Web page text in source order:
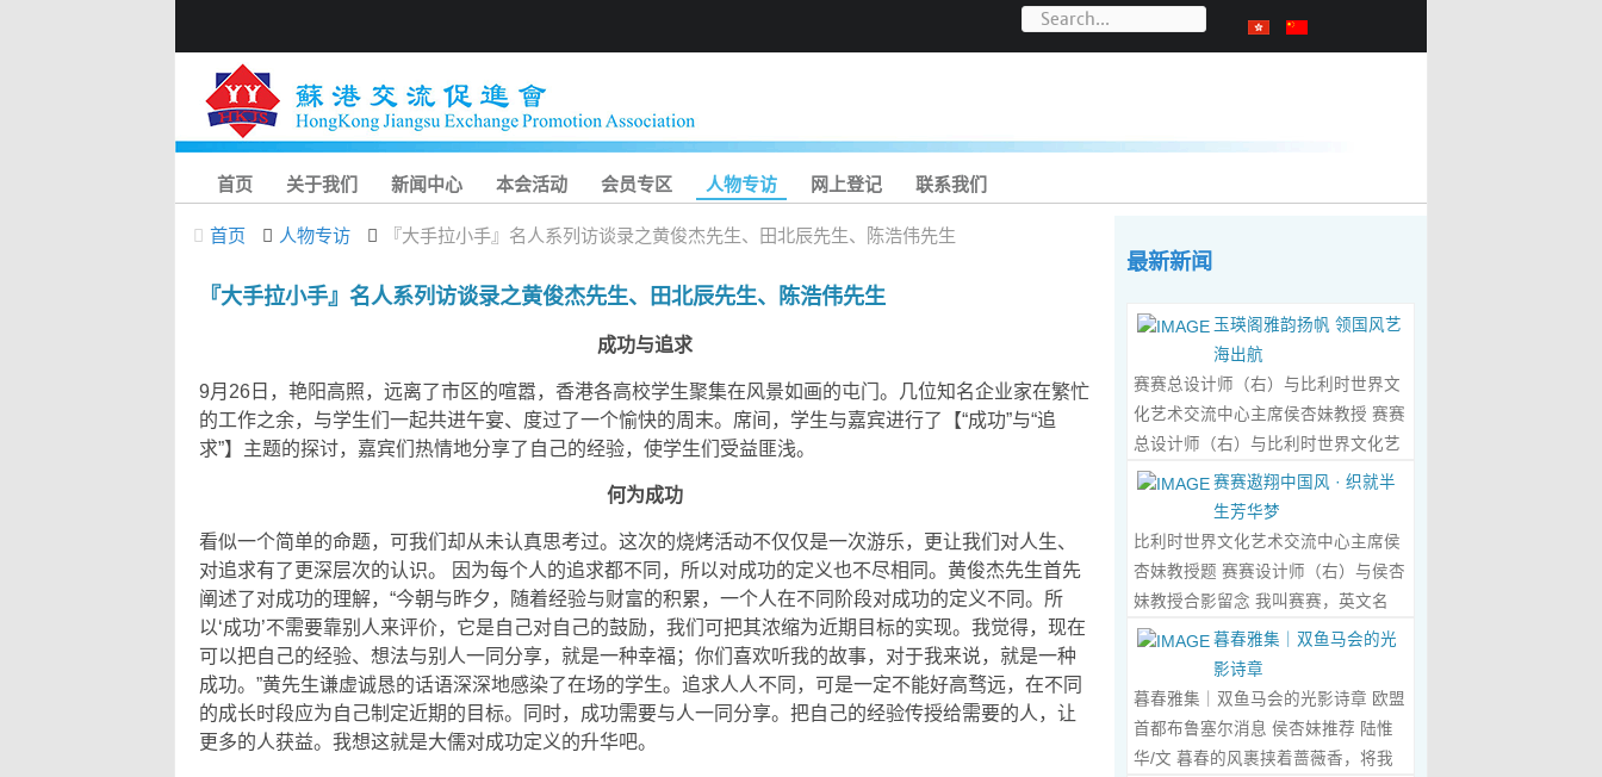
首页 关于我们 新闻中心 本会活动 会员专区 人物专访 网上登记 联系我们
首页 人物专访 『大手拉小手』名人系列访谈录之黄俊杰先生、田北辰先生、陈浩伟先生
『大手拉小手』名人系列访谈录之黄俊杰先生、田北辰先生、陈浩伟先生
成功与追求
9月26日，艳阳高照，远离了市区的喧嚣，香港各高校学生聚集在风景如画的屯门。几位知名企业家在繁忙
的工作之余，与学生们一起共进午宴、度过了一个愉快的周末。席间，学生与嘉宾进行了【“成功”与“追
求”】主题的探讨，嘉宾们热情地分享了自己的经验，使学生们受益匪浅。
何为成功
看似一个简单的命题，可我们却从未认真思考过。这次的烧烤活动不仅仅是一次游乐，更让我们对人生、
对追求有了更深层次的认识。 因为每个人的追求都不同，所以对成功的定义也不尽相同。黄俊杰先生首先
阐述了对成功的理解，“今朝与昨夕，随着经验与财富的积累，一个人在不同阶段对成功的定义不同。所
以‘成功’不需要靠别人来评价，它是自己对自己的鼓励，我们可把其浓缩为近期目标的实现。我觉得，现在
可以把自己的经验、想法与别人一同分享，就是一种幸福；你们喜欢听我的故事，对于我来说，就是一种
成功。”黄先生谦虚诚恳的话语深深地感染了在场的学生。追求人人不同，可是一定不能好高骛远，在不同
的成长时段应为自己制定近期的目标。同时，成功需要与人一同分享。把自己的经验传授给需要的人，让
更多的人获益。我想这就是大儒对成功定义的升华吧。
最新新闻
玉瑛阁雅韵扬帆 领国风艺
海出航
赛赛总设计师（右）与比利时世界文
化艺术交流中心主席侯杏妹教授 赛赛
总设计师（右）与比利时世界文化艺
术交流中心主席侯杏妹教授及其题词
合影留念 ‍ 赛赛/文 ‍ 近日有幸与比利时
籍华裔艺术家陆惟华、侯杏妹夫妇倾
心晤谈，此番交流没有客套的寒暄，
唯有艺术与文化的深度共鸣，言辞间
赤诚的文化情怀，畅谈过后，内心满
是深切的感念与久久不散的触动，更
让我对国风服饰的创作之路，有了全
新的认知与坚守。...Read More...
赛赛遨翔中国风 · 织就半
生芳华梦
比利时世界文化艺术交流中心主席侯
杏妹教授题 赛赛设计师（右）与侯杏
妹教授合影留念 我叫赛赛，英文名
Elin，生于湖南邵东的乡野村落，如
今扎根东莞，在服装与设计的领域
里，书写着属于自己的人生篇章。 我
的童年，是被墨香与书卷包裹的时
光。外公是当地颇负盛名的国画爱好
暮春雅集｜双鱼马会的光
影诗章
暮春雅集｜双鱼马会的光影诗章 欧盟
首都布鲁塞尔消息 侯杏妹推荐 陆惟
华/文 暮春的风裹挟着蔷薇香，将我